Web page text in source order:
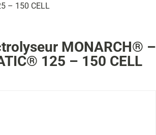
– 150 CELL
MONARCH® –
125 – 150 CELL